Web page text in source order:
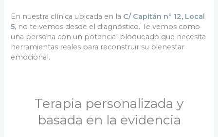
En nuestra clínica ubicada en la C/ Capitán nº 12, Local
5, no te vemos desde el diagnóstico. Te vemos como
una persona con un potencial bloqueado que necesita
herramientas reales para reconstruir su bienestar
emocional.
Terapia personalizada y
basada en la evidencia